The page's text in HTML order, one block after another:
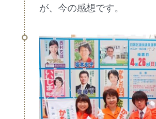
が、今の感想です。